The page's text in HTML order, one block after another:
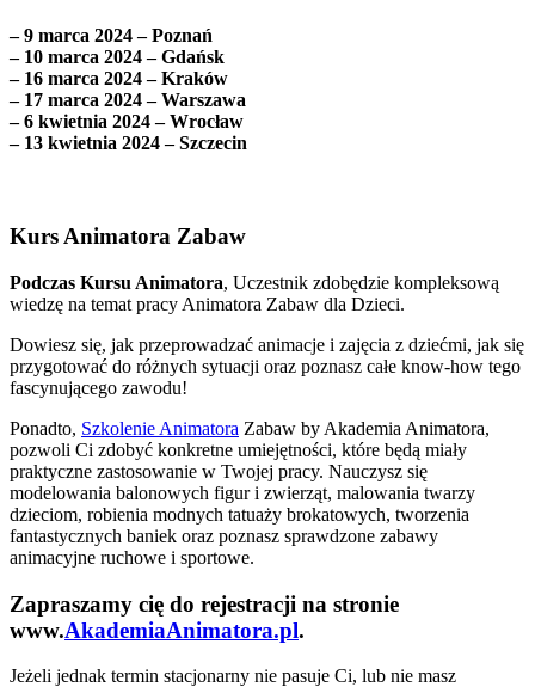
– 9 marca 2024 – Poznań
– 10 marca 2024 – Gdańsk
– 16 marca 2024 – Kraków
– 17 marca 2024 – Warszawa
– 6 kwietnia 2024 – Wrocław
– 13 kwietnia 2024 – Szczecin
Kurs Animatora Zabaw
Podczas Kursu Animatora, Uczestnik zdobędzie kompleksową
wiedzę na temat pracy Animatora Zabaw dla Dzieci.
Dowiesz się, jak przeprowadzać animacje i zajęcia z dziećmi, jak się
przygotować do różnych sytuacji oraz poznasz całe know-how tego
fascynującego zawodu!
Ponadto, Szkolenie Animatora Zabaw by Akademia Animatora,
pozwoli Ci zdobyć konkretne umiejętności, które będą miały
praktyczne zastosowanie w Twojej pracy. Nauczysz się
modelowania balonowych figur i zwierząt, malowania twarzy
dzieciom, robienia modnych tatuaży brokatowych, tworzenia
fantastycznych baniek oraz poznasz sprawdzone zabawy
animacyjne ruchowe i sportowe.
Zapraszamy cię do rejestracji na stronie
www.AkademiaAnimatora.pl.
Jeżeli jednak termin stacjonarny nie pasuje Ci, lub nie masz